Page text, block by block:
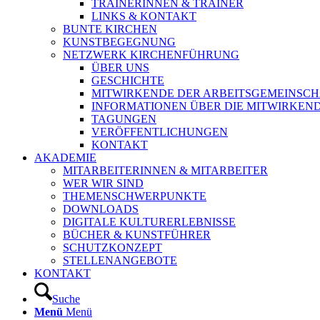
TRAINERINNEN & TRAINER
LINKS & KONTAKT
BUNTE KIRCHEN
KUNSTBEGEGNUNG
NETZWERK KIRCHENFÜHRUNG
ÜBER UNS
GESCHICHTE
MITWIRKENDE DER
INFORMATIONEN ÜBER DIE
TAGUNGEN
VERÖFFENTLICHUNGEN
KONTAKT
AKADEMIE
MITARBEITERINNEN & MITARBEITER
WER WIR SIND
THEMENSCHWERPUNKTE
DOWNLOADS
DIGITALE KULTURERLEBNISSE
BÜCHER & KUNSTFÜHRER
SCHUTZKONZEPT
STELLENANGEBOTE
KONTAKT
Suche
Menü Menü